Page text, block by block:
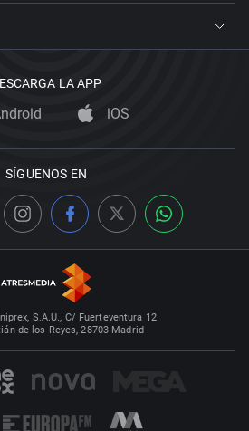
LA APP
iOS
SÍGUENOS EN
S.A.U., C/ Fuerteventura 12
de los Reyes, 28703 Madrid